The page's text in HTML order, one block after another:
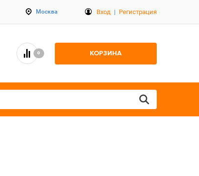
Москва Вход | Регистрация
0 КОРЗИНА